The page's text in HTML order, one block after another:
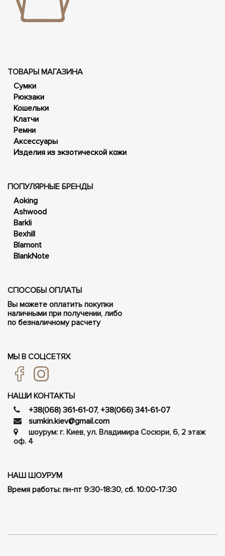
ТОВАРЫ МАГАЗИНА
Сумки
Рюкзаки
Кошельки
Клатчи
Ремни
Аксессуары
Изделия из экзотической кожи
ПОПУЛЯРНЫЕ БРЕНДЫ
Aoking
Ashwood
Barkli
Bexhill
Blamont
BlankNote
СПОСОБЫ ОПЛАТЫ
Вы можете оплатить покупки
наличными при получении, либо
по безналичному расчету
МЫ В СОЦСЕТЯХ
НАШИ КОНТАКТЫ
+38(068) 361-61-07, +38(066) 341-61-07
sumkin.kiev@gmail.com
шоурум: г. Киев, ул. Владимира Сосюри, ​​6, 2 этаж
оф. 4
НАШ ШОУРУМ
Время работы: пн-пт 9:30-18:30, сб. 10:00-17:30